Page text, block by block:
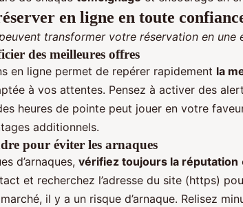
en ligne en toute
transformer votre réservation en une
des meilleures offres
en ligne permet de repérer rapidement la
à vos attentes. Pensez à activer des
heures de pointe peut jouer en votre
additionnels.
pour éviter les arnaques
d’arnaques, vérifiez toujours la réputation
et recherchez l’adresse du site (https)
il y a un risque d’arnaque. Relisez